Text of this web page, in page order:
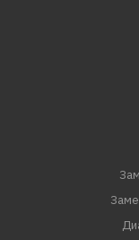
ОДОБРЕНИЯ И